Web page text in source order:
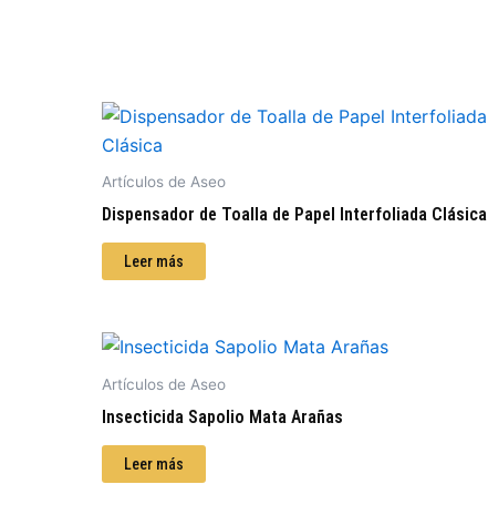
Artículos de Aseo
Dispensador de Toalla de Papel Interfoliada Clásica
Leer más
Artículos de Aseo
Insecticida Sapolio Mata Arañas
Leer más